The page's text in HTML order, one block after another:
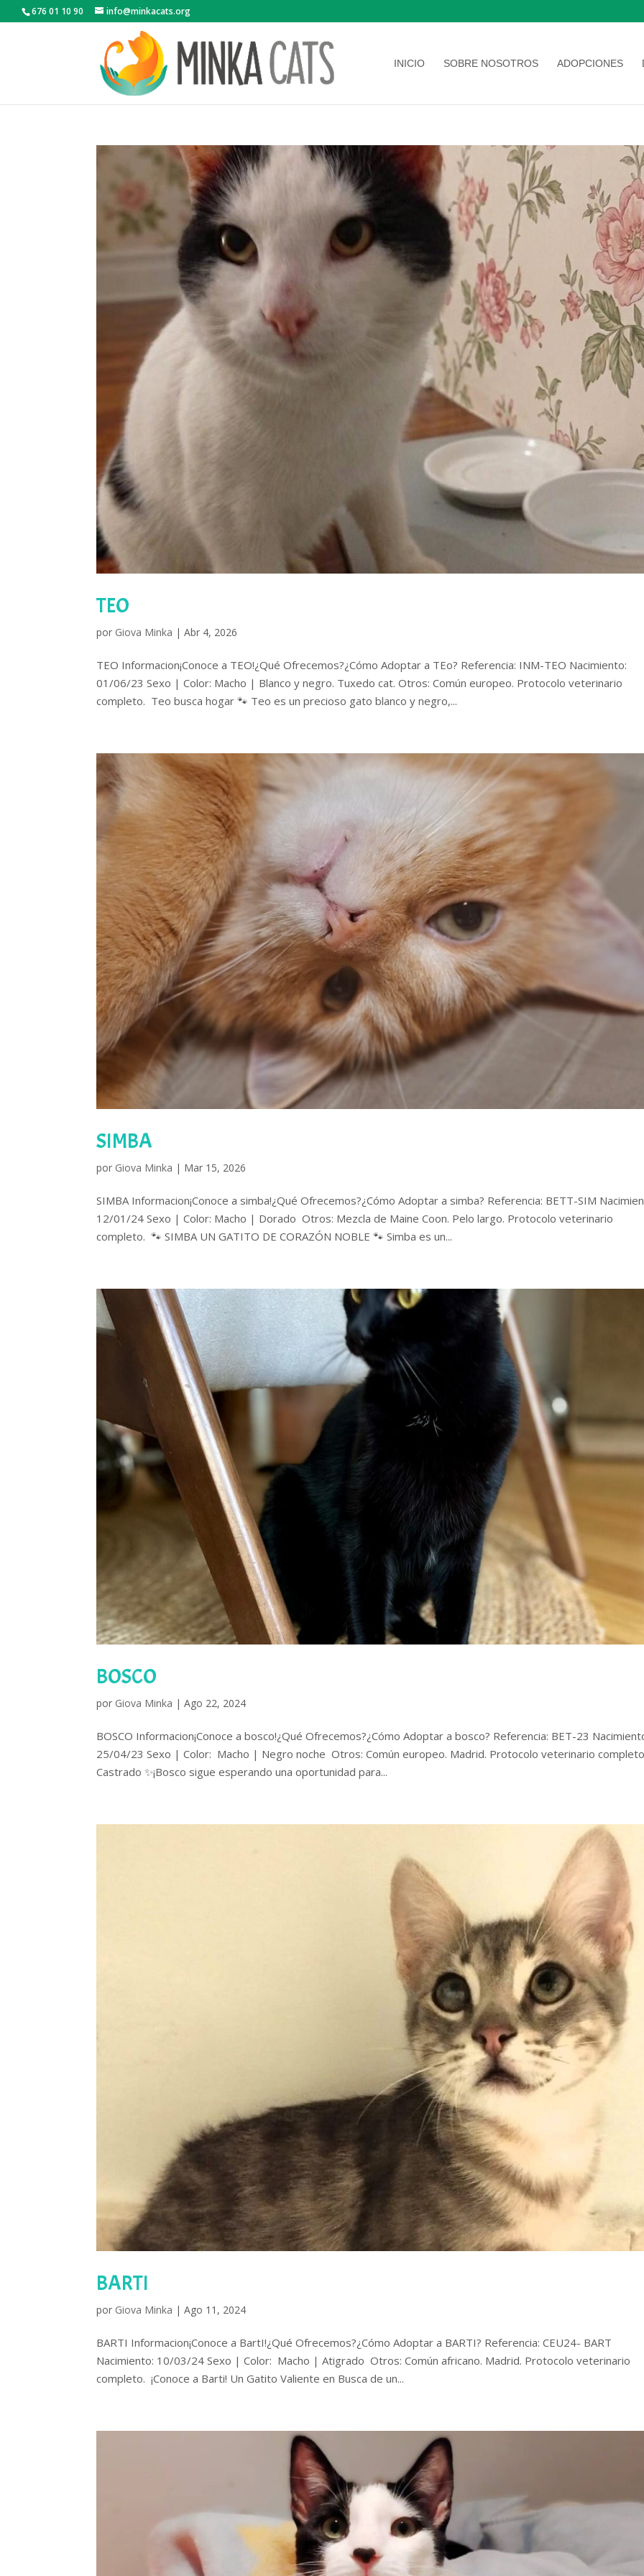
676 01 10 90 info@minkacats.org
INICIO SOBRE NOSOTROS ADOPCIONES
TEO
por Giova Minka |Abr 4, 2026
TEO Informacion¡Conoce a TEO!¿Qué Ofrecemos?¿Cómo Adoptar a TEo? Referencia: INM-TEO Nacimiento:
01/06/23 Sexo | Color: Macho | Blanco y negro. Tuxedo cat. Otros: Común europeo. Protocolo veterinario
completo. Teo busca hogar 🐾 Teo es un precioso gato blanco y negro,...
SIMBA
por Giova Minka | Mar 15, 2026
SIMBA Informacion¡Conoce a simba!¿Qué Ofrecemos?¿Cómo Adoptar a simba? Referencia: BETT-SIM
12/01/24 Sexo | Color: Macho | Dorado Otros: Mezcla de Maine Coon. Pelo largo. Protocolo veterinario
completo. 🐾 SIMBA UN GATITO DE CORAZÓN NOBLE 🐾 Simba es un...
BOSCO
por Giova Minka |Ago 22, 2024
BOSCO Informacion¡Conoce a bosco!¿Qué Ofrecemos?¿Cómo Adoptar a bosco? Referencia: BET-23
25/04/23 Sexo | Color: Macho | Negro noche Otros: Común europeo. Madrid. Protocolo veterinario
Castrado ✨¡Bosco sigue esperando una oportunidad para...
BARTI
por Giova Minka |Ago 11, 2024
BARTI Informacion¡Conoce a BartI!¿Qué Ofrecemos?¿Cómo Adoptar a BARTI? Referencia: CEU24- BART
Nacimiento: 10/03/24 Sexo | Color: Macho | Atigrado Otros: Común africano. Madrid. Protocolo veterinario
completo. ¡Conoce a Barti! Un Gatito Valiente en Busca de un...